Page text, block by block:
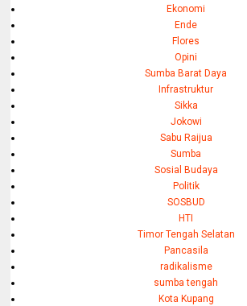
Ekonomi
Ende
Flores
Opini
Sumba Barat Daya
Infrastruktur
Sikka
Jokowi
Sabu Raijua
Sumba
Sosial Budaya
Politik
SOSBUD
HTI
Timor Tengah Selatan
Pancasila
radikalisme
sumba tengah
Kota Kupang